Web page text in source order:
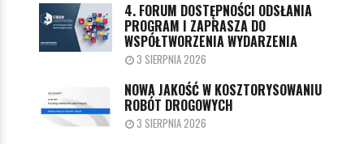
4. FORUM DOSTĘPNOŚCI ODSŁANIA
PROGRAM I ZAPRASZA DO
WSPÓŁTWORZENIA WYDARZENIA
3 SIERPNIA 2026
NOWA JAKOŚĆ W KOSZTORYSOWANIU
ROBÓT DROGOWYCH
3 SIERPNIA 2026